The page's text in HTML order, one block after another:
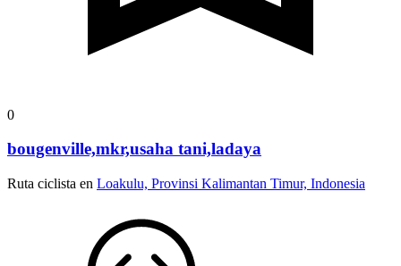
0
bougenville,mkr,usaha tani,ladaya
Ruta ciclista en Loakulu, Provinsi Kalimantan Timur, Indonesia